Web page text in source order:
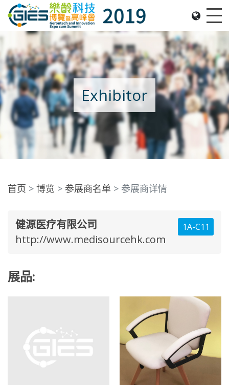
Date: Expo: 21-24 Nov 2019, Summit: 20 Nov 2019,
Exhibitor
首页 博览 参展商名单 参展商详情
1A-C11
健源医疗有限公司
http://www.medisourcehk.com
展品: